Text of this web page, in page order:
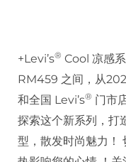
+Levi’s®️ Cool 凉感
RM459 之间，从
和全国 Levi’s®️ 门市
探索这个新系列，打
型，散发时尚魅力！